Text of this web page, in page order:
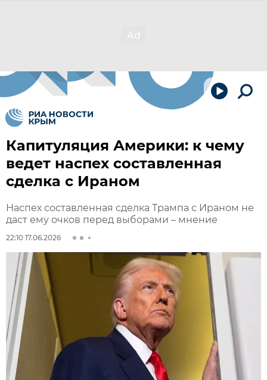
Капитуляция Америки: к чему
ведет наспех составленная
сделка с Ираном
Наспех составленная сделка Трампа с Ираном не
даст ему очков перед выборами – мнение
22:10 17.06.2026